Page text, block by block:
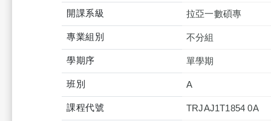
開課系級 拉亞一數碩專
專業組別 不分組
學期序 單學期
班別 A
課程代號 TRJAJ1T1854 0A